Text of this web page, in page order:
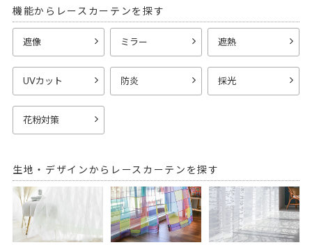
機能からレースカーテンを探す
遮像 ミラー 遮熱
UVカット 防炎 採光
花粉対策
生地・デザインからレースカーテンを探す